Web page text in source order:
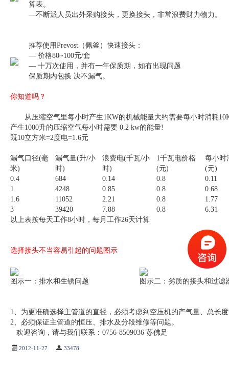
算表。
—不断派人员出外采购接头，更换接头，非常浪费财力物力。
推荐使用Prevost（佩釜）快速接头：
— 价格80~100元/套
— 十万次使用，并有一年保质期，如有出现问题
保质期内包换 决不漏气。
你知道吗？
从压缩空气里每小时产生1KW的机械能量大约需要每小时消耗
产生1000升的压缩空气每小时需要 0.2 kw的能量!
既10立方米=2度电=1.6元
漏气口径(毫
米)
漏气量(升/小
时)
浪费电(千瓦/小
时)
1千瓦电价格
(元)
每小时
(元)
0.4
684 0.14 0.8
0.11
1
4248 0.85 0.8
0.68
1.6
11052 2.21 0.8
1.77
3
39420 7.88 0.8
6.31
以上表按每天工作8小时，每月工作26天计算
选择接头不当容易引起的问题图示
图示一：排水和生锈问题 图示二：劣质的接头和过滤
1、为更准确选择主管道的直径，必须考虑到空压机的产气量、总长
2、必须保证主管道的恒压、排水及分段维修等问题。
欢迎咨询，请与我们联系：0756-8509036 苏佛足
2012-11-27 33478